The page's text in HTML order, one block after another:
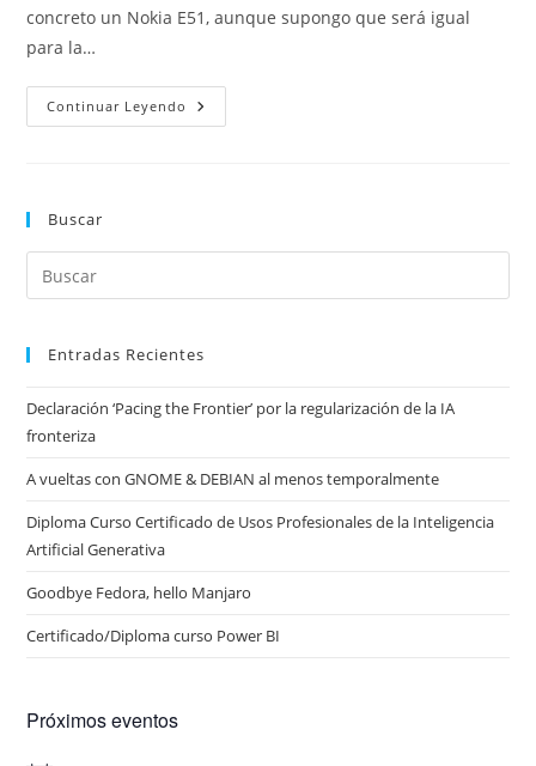
concreto un Nokia E51, aunque supongo que será igual
para la…
Continuar Leyendo Convertir
Vídeos
Buscar
Entradas Recientes
Declaración ‘Pacing the Frontier’ por la regularización de la IA
fronteriza
A vueltas con GNOME & DEBIAN al menos temporalmente
Diploma Curso Certificado de Usos Profesionales de la Inteligencia
Artificial Generativa
Goodbye Fedora, hello Manjaro
Certificado/Diploma curso Power BI
Próximos eventos